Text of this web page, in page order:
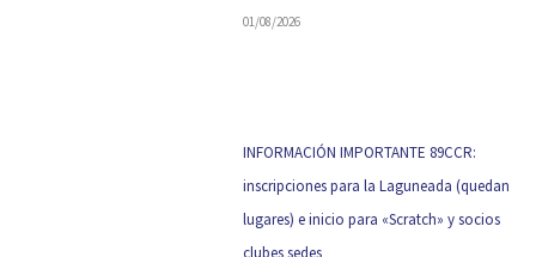
01/08/2026
INFORMACIÓN IMPORTANTE 89CCR:
inscripciones para la Laguneada (quedan
lugares) e inicio para «Scratch» y socios
clubes sedes